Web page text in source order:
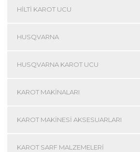
HILTI KAROT UCU
HUSQVARNA
HUSQVARNA KAROT UCU
KAROT MAKINALARI
KAROT MAKINESI AKSESUARLARI
KAROT SARF MALZEMELERI